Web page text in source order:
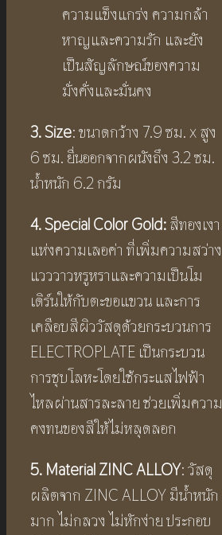
ความแข็งแกร่ง ความกล้า
หาญและความรัก และยัง
เป็นสัญลักษณ์ของความ
มั่งคั่งและมั่นคง
3. Size: ขนาดกว้าง 7.9 ซม. x สูง
6 ซม. ยื่นออกจากผนังถึง 3.2 ซม.
น้ำหนัก 6.2 กรัม
4. Special Color Gold:สีทองเงา
แห่งความเลอค่า ที่เพิ่มความสว่าง
แวววาวหรูหราและความเป็นโม
เดิร์นให้กับตะขอแขวน และการ
เคลือบสีผิววัสดุด้วยกระบวนการ
ELECTROPLATE เป็นกระบวน
การชุบโลหะโดยใช้กระแสไฟฟ้า
ไหลผ่านสารละลาย ช่วยเพิ่มความ
คงทนของสีให้ไม่หลุดลอก
5. Material ZINC ALLOY: วัสดุ
ผลิตจาก ZINC ALLOY มีน้ำหนัก
มาก ไม่กลวง ไม่หักง่าย ประกอบ